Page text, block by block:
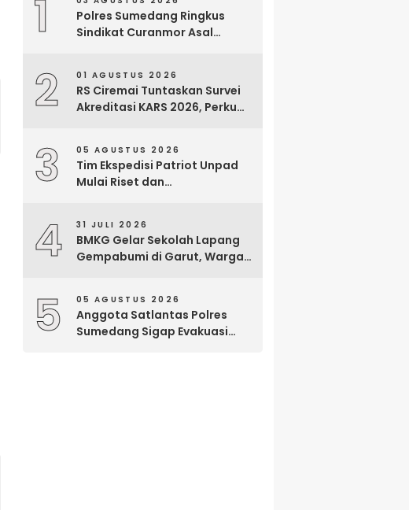
1
Polres Sumedang Ringkus
Sindikat Curanmor Asal
2 01 AGUSTUS 2026
RS Ciremai Tuntaskan Survei
Akreditasi KARS 2026, Perkuat
3 05 AGUSTUS 2026
Tim Ekspedisi Patriot Unpad
Mulai Riset dan
Tomage, Fakfak
4 31 JULI 2026
BMKG Gelar Sekolah Lapang
Gempabumi di Garut, Warga
5 05 AGUSTUS 2026
Anggota Satlantas Polres
Sumedang Sigap Evakuasi